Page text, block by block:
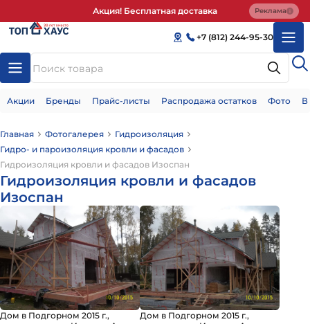
Акция! Бесплатная доставка Реклама
+7 (812) 244-95-30
Акции Бренды Прайс-листы Распродажа остатков Фото
Главная Фотогалерея
Гидроизоляция
Гидро- и пароизоляция кровли и фасадов
Гидроизоляция кровли и фасадов Изоспан
Гидроизоляция кровли и фасадов
Изоспан
Дом в Подгорном 2015 г.,
Дом в Подгорном 2015 г.,